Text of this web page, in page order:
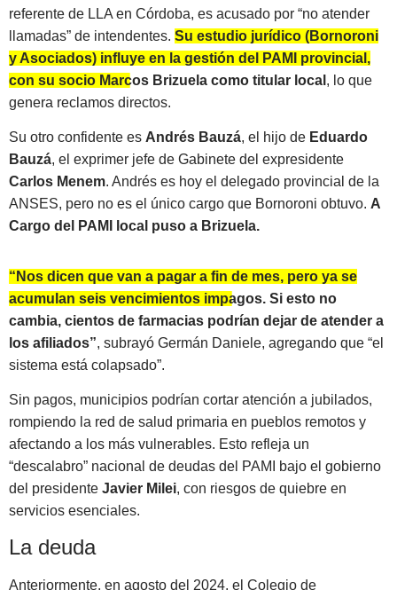
referente de LLA en Córdoba, es acusado por “no atender
llamadas” de intendentes. Su estudio jurídico (Bornoroni
y Asociados) influye en la gestión del PAMI provincial,
con su socio Marcos Brizuela como titular local , lo que
genera reclamos directos.
Su otro confidente es Andrés Bauzá, el hijo de Eduardo
Bauzá, el exprimer jefe de Gabinete del expresidente
Carlos Menem. Andrés es hoy el delegado provincial de la
ANSES, pero no es el único cargo que Bornoroni obtuvo. A
Cargo del PAMI local puso a Brizuela.
“Nos dicen que van a pagar a fin de mes, pero ya se
acumulan seis vencimientos impagos. Si esto no
cambia, cientos de farmacias podrían dejar de atender a
los afiliados”, subrayó Germán Daniele, agregando que “el
sistema está colapsado”.
Sin pagos, municipios podrían cortar atención a jubilados,
rompiendo la red de salud primaria en pueblos remotos y
afectando a los más vulnerables. Esto refleja un
“descalabro” nacional de deudas del PAMI bajo el gobierno
del presidente Javier Milei, con riesgos de quiebre en
servicios esenciales.
La deuda
Anteriormente, en agosto del 2024, el Colegio de